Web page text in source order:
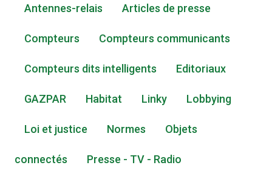
Antennes-relais Articles de presse
Compteurs Compteurs communicants
Compteurs dits intelligents Editoriaux
GAZPAR Habitat Linky Lobbying
Loi et justice Normes Objets
connectés Presse - TV - Radio